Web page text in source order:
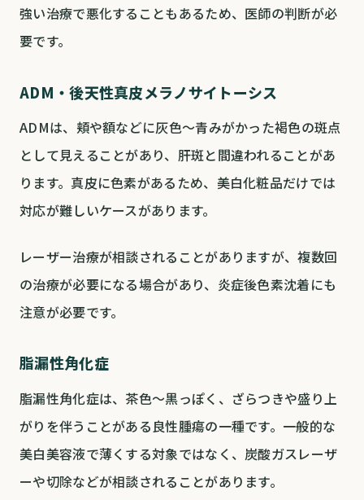
強い治療で悪化することもあるため、医師の判断が必
要です。
ADM・後天性真皮メラノサイトーシス
ADMは、頬や額などに灰色〜青みがかった褐色の斑点
として見えることがあり、肝斑と間違われることがあ
ります。真皮に色素があるため、美白化粧品だけでは
対応が難しいケースがあります。
レーザー治療が相談されることがありますが、複数回
の治療が必要になる場合があり、炎症後色素沈着にも
注意が必要です。
脂漏性角化症
脂漏性角化症は、茶色〜黒っぽく、ざらつきや盛り上
がりを伴うことがある良性腫瘍の一種です。一般的な
美白美容液で薄くする対象ではなく、炭酸ガスレーザ
ーや切除などが相談されることがあります。